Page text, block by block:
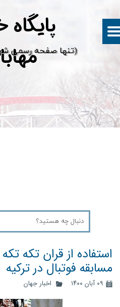
پ
مهاباد۳
​(تنها صفحه رسمی
استفاده از قران تکه
مسابقه فوتبال در ترکیه
۰۹ آبان ۱۴۰۰ اخبار جهان